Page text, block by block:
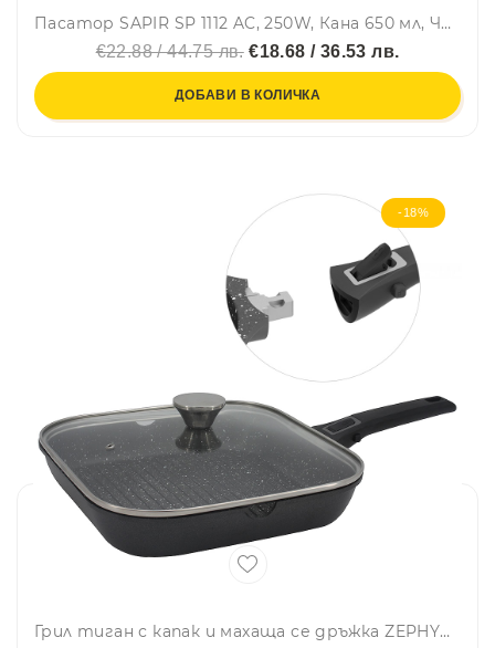
Пасатор SAPIR SP 1112 AC, 250W, Кана 650 мл, Черен
€22.88 / 44.75 лв.€18.68 / 36.53 лв.
ДОБАВИ В КОЛИЧКА
-18%
Грил тиган с капак и махаща се дръжка ZEPHYR ZP 4316 28NC, 28 см, Мраморно покритие, Индукция, Черен